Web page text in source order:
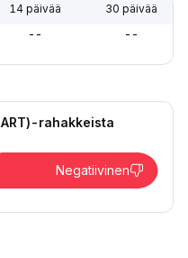
14 päivää 30 päivää
-- --
rahakkeista
Negatiivinen